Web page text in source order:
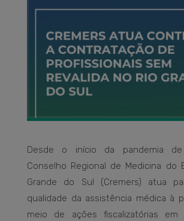
Desde o início da pandemia
Conselho Regional de Medicina do
Grande do Sul (Cremers) atua
qualidade da assistência médica à
meio de ações fiscalizatórias em